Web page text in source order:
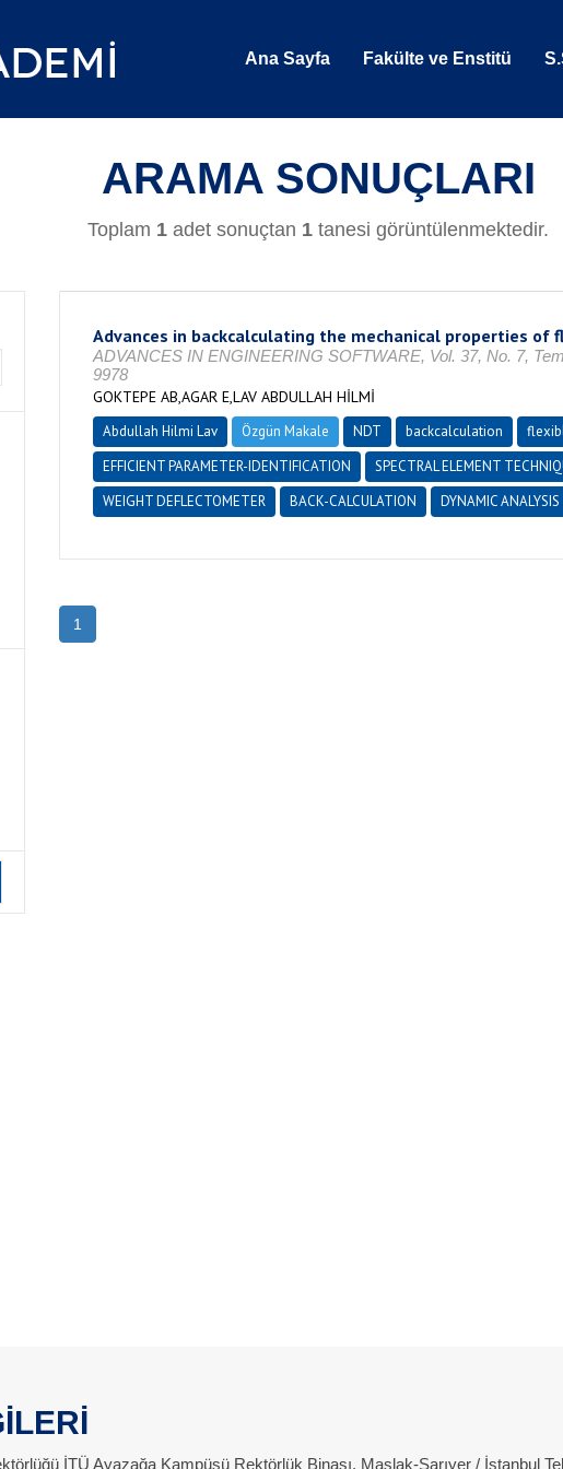
Ana Sayfa Fakülte ve Enstitü
ARAMA SONUÇLARI
Toplam 1 adet sonuçtan 1 tanesi görüntülenmektedir.
Advances in backcalculating the mechanical properties of
ADVANCES IN ENGINEERING SOFTWARE, Vol. 37, No. 7,
9978
GOKTEPE AB,AGAR E,LAV ABDULLAH HİLMİ
Abdullah Hilmi Lav Özgün Makale NDT backcalculation
EFFICIENT PARAMETER-IDENTIFICATION
SPECTRAL ELEMENT
WEIGHT DEFLECTOMETER
BACK-CALCULATION DYNAMIC ANALYSIS
1
İTÜ Ayazağa Kampüsü Rektörlük Binası, Maslak-Sarıyer / İstanbul